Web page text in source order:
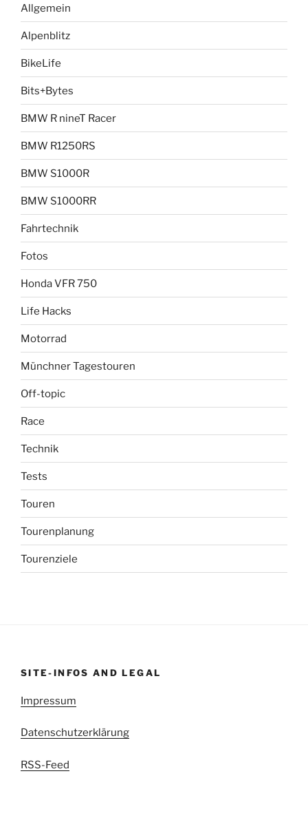
Allgemein
Alpenblitz
BikeLife
Bits+Bytes
BMW R nineT Racer
BMW R1250RS
BMW S1000R
BMW S1000RR
Fahrtechnik
Fotos
Honda VFR 750
Life Hacks
Motorrad
Münchner Tagestouren
Off-topic
Race
Technik
Tests
Touren
Tourenplanung
Tourenziele
SITE-INFOS AND LEGAL
Impressum
Datenschutzerklärung
RSS-Feed